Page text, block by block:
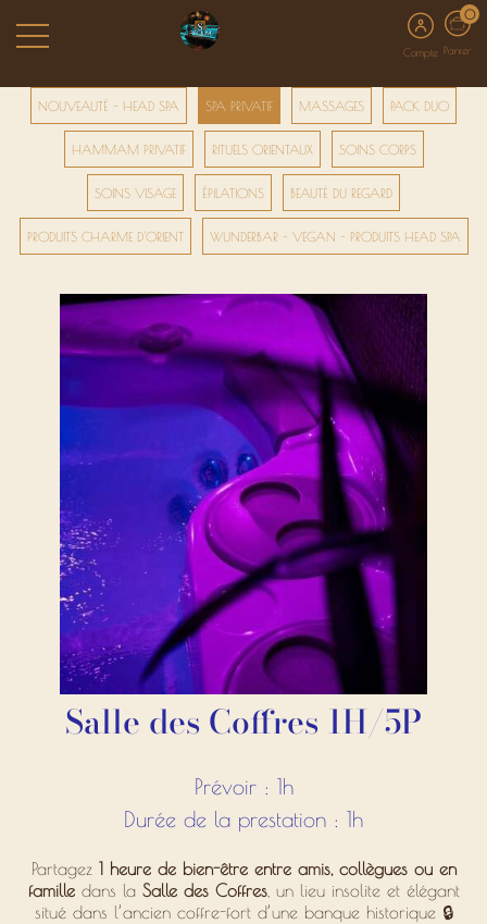
Compte
0
Panier
NOUVEAUTÉ - HEAD SPA SPA PRIVATIF MASSAGES PACK DUO
HAMMAM PRIVATIF RITUELS ORIENTAUX SOINS CORPS
SOINS VISAGE ÉPILATIONS BEAUTÉ DU REGARD
PRODUITS CHARME D'ORIENT WUNDERBAR - VEGAN - PRODUITS HEAD SPA
Salle des Coffres 1H/5P
Prévoir : 1h
Durée de la prestation : 1h
Partagez 1 heure de bien-être entre amis, collègues ou en
familledans la Salle des Coffres, un lieu insolite et élégant
situé dans l’ancien coffre-fort d’une banque historique 🔒